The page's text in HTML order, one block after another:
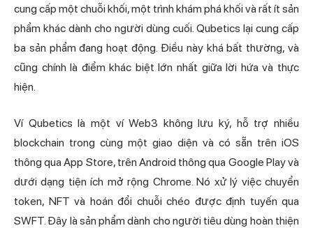
cung cấp một chuỗi khối, một trình khám phá khối và rất ít sản
phẩm khác dành cho người dùng cuối. Qubetics lại cung cấp
ba sản phẩm đang hoạt động. Điều này khá bất thường, và
cũng chính là điểm khác biệt lớn nhất giữa lời hứa và thực
hiện.
Ví Qubetics là một ví Web3 không lưu ký, hỗ trợ nhiều
blockchain trong cùng một giao diện và có sẵn trên iOS
thông qua App Store, trên Android thông qua Google Play và
dưới dạng tiện ích mở rộng Chrome. Nó xử lý việc chuyển
token, NFT và hoán đổi chuỗi chéo được định tuyến qua
SWFT. Đây là sản phẩm dành cho người tiêu dùng hoàn thiện